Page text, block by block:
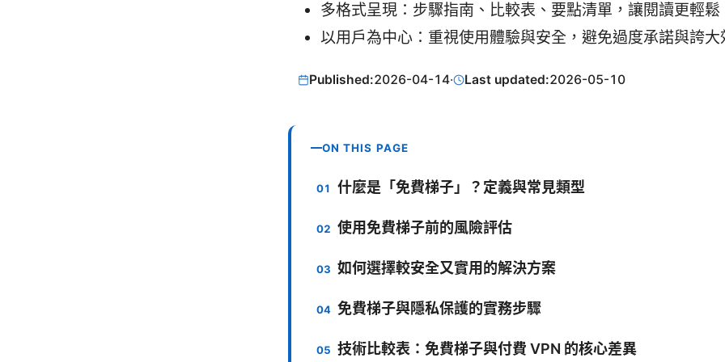
多格式呈現：步驟指南、比較表、要點清單，讓閱讀更輕鬆
以用戶為中心：重視使用體驗與安全，避免過度承諾與誇大
Published:2026-04-14· Last updated:2026-05-10
ON THIS PAGE
什麼是「免費梯子」？定義與常見類型
使用免費梯子前的風險評估
如何選擇較安全又實用的解決方案
免費梯子與隱私保護的實務步驟
技術比較表：免費梯子與付費 VPN 的核心差異